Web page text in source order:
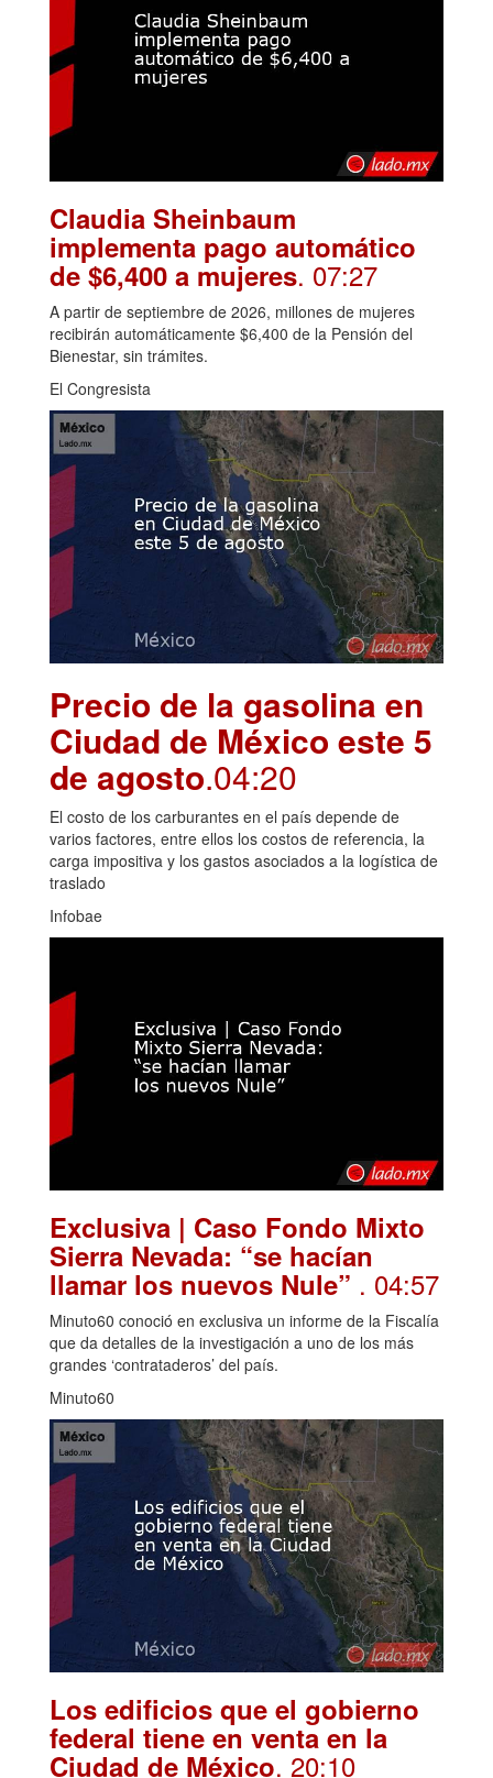
Claudia Sheinbaum
implementa pago automático
de $6,400 a mujeres. 07:27
A partir de septiembre de 2026, millones de mujeres
recibirán automáticamente $6,400 de la Pensión del
Bienestar, sin trámites.
El Congresista
Precio de la gasolina en
Ciudad de México este 5
de agosto.04:20
El costo de los carburantes en el país depende de
varios factores, entre ellos los costos de referencia, la
carga impositiva y los gastos asociados a la logística de
traslado
Infobae
Exclusiva | Caso Fondo Mixto
Sierra Nevada: “se hacían
llamar los nuevos Nule” . 04:57
Minuto60 conoció en exclusiva un informe de la Fiscalía
que da detalles de la investigación a uno de los más
grandes ‘contrataderos’ del país.
Minuto60
Los edificios que el gobierno
federal tiene en venta en la
Ciudad de México. 20:10